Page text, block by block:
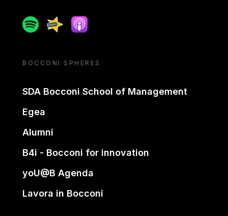
SpotifySpreakerApple podcast
BOCCONI SPHERES
SDA Bocconi School of Management
Egea
Alumni
B4i - Bocconi for innovation
yoU@B Agenda
Lavora in Bocconi